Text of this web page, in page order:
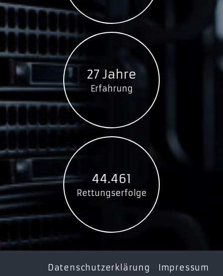
27 Jahre
Erfahrung
44.461
Rettungserfolge
Datenschutzerklärung
Impressum